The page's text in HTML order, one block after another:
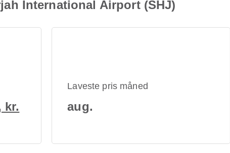
International Airport (SHJ)
kr.
Laveste pris måned
aug.